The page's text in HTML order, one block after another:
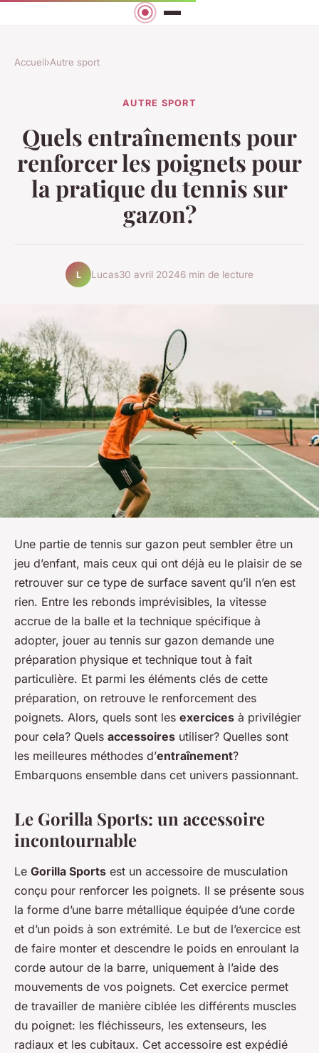
Accueil›Autre sport
AUTRE SPORT
Quels entraînements pour
renforcer les poignets pour
la pratique du tennis sur
gazon?
L Lucas30 avril 20246 min de lecture
Une partie de tennis sur gazon peut sembler être un
jeu d’enfant, mais ceux qui ont déjà eu le plaisir de se
retrouver sur ce type de surface savent qu’il n’en est
rien. Entre les rebonds imprévisibles, la vitesse
accrue de la balle et la technique spécifique à
adopter, jouer au tennis sur gazon demande une
préparation physique et technique tout à fait
particulière. Et parmi les éléments clés de cette
préparation, on retrouve le renforcement des
poignets. Alors, quels sont les exercices à privilégier
pour cela? Quels accessoires utiliser? Quelles sont
les meilleures méthodes d’entraînement?
Embarquons ensemble dans cet univers passionnant.
Le Gorilla Sports: un accessoire
incontournable
Le Gorilla Sports est un accessoire de musculation
conçu pour renforcer les poignets. Il se présente sous
la forme d’une barre métallique équipée d’une corde
et d’un poids à son extrémité. Le but de l’exercice est
de faire monter et descendre le poids en enroulant la
corde autour de la barre, uniquement à l’aide des
mouvements de vos poignets. Cet exercice permet
de travailler de manière ciblée les différents muscles
du poignet: les fléchisseurs, les extenseurs, les
radiaux et les cubitaux. Cet accessoire est expédié